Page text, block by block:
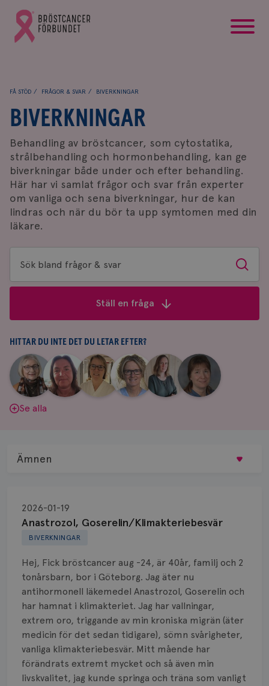
Gå
till
Bröstcancerförbundets
FÅ STÖD FRÅGOR & SVAR BIVERKNINGAR
BIVERKNINGAR
Behandling av bröstcancer, som cytostatika,
strålbehandling och hormonbehandling, kan ge
biverkningar både under och efter behandling.
Här har vi samlat frågor och svar från experter
om vanliga och sena biverkningar, hur de kan
lindras och när du bör ta upp symtomen med din
läkare.
Sök
bland
&
svar
Sök
Ställ en fråga
HITTAR DU INTE DET DU LETAR EFTER?
Aina
Johnsson
|
Anne
Andersson
Fredrika
Killander
|
Jeanette
Bäcklund
|
Maria
Edegran
|
Yvette
Andersson
Se alla
BIVERKNINGAR
Anastrozol, Goserelin/Klimakteriebesvär
2026-01-19
Hej, Fick bröstcancer aug -24, är 40år, familj och 2
tonårsbarn, bor i Göteborg. Jag äter nu
antihormonell läkemedel Anastrozol, Goserelin och
har hamnat i klimakteriet. Jag har vallningar,
extrem oro, triggande av min kroniska migrän (äter
medicin för det sedan tidigare), sömn svårigheter,
vanliga klimakteriebesvär. Mitt mående har
förändrats extremt mycket och så även min
livskvalitet, jag kunde springa och träna som vanligt
Ämnen
Biopsi
Biverkningar
Bröstvårta
Knöl
Läkemedel
Typ av bröstcancer
Smärta